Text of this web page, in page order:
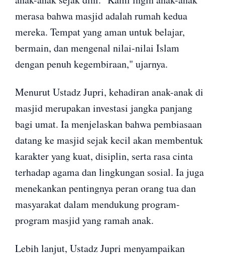
merasa bahwa masjid adalah rumah kedua
mereka. Tempat yang aman untuk belajar,
bermain, dan mengenal nilai-nilai Islam
dengan penuh kegembiraan," ujarnya.
Menurut Ustadz Jupri, kehadiran anak-anak di
masjid merupakan investasi jangka panjang
bagi umat. Ia menjelaskan bahwa pembiasaan
datang ke masjid sejak kecil akan membentuk
karakter yang kuat, disiplin, serta rasa cinta
terhadap agama dan lingkungan sosial. Ia juga
menekankan pentingnya peran orang tua dan
masyarakat dalam mendukung program-
program masjid yang ramah anak.
Lebih lanjut, Ustadz Jupri menyampaikan